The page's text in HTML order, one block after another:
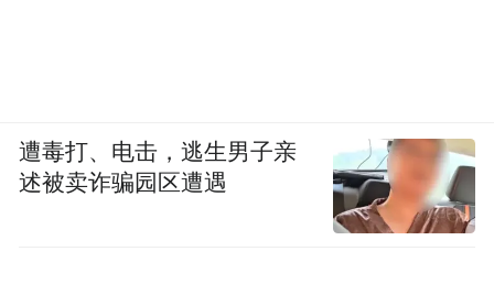
遭毒打、电击，逃生男子亲
述被卖诈骗园区遭遇